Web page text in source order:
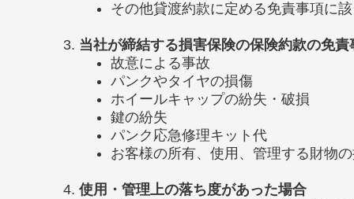
その他貸渡約款に定める免責事項に
当社が締結する損害保険の保険約款の免
故意による事故
パンクやタイヤの損傷
ホイールキャップの紛失・破損
鍵の紛失
パンク応急修理キット代
お客様の所有、使用、管理する財物
使用・管理上の落ち度があった場合